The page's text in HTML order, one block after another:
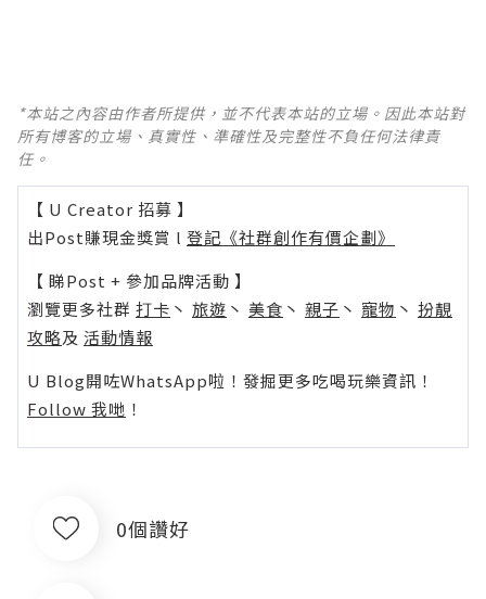
*本站之內容由作者所提供，並不代表本站的立場。因此本站對
所有博客的立場、真實性、準確性及完整性不負任何法律責
任。
【 U Creator 招募 】
出Post賺現金獎賞 l 登記《社群創作有價企劃》
【 睇Post + 參加品牌活動 】
瀏覽更多社群 打卡 丶 旅遊 丶 美食 丶 親子 丶 寵物 丶 扮靚
攻略及 活動情報
U Blog開咗WhatsApp啦！發掘更多吃喝玩樂資訊！
Follow 我哋 ！
0個讚好